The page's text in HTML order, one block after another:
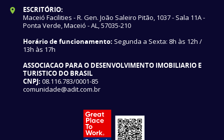
ESCRITÓRIO:
Maceió Facilities - R. Gen. João Saleiro Pitão, 1037 - Sala 11A -
Ponta Verde, Maceió - AL, 57035-210
Horário de funcionamento: Segunda a Sexta: 8h às 12h /
13h às 17h
ASSOCIACAO PARA O DESENVOLVIMENTO IMOBILIARIO E
TURISTICO DO BRASIL
CNPJ: 08.116.783/0001-85
comunidade@adit.com.br